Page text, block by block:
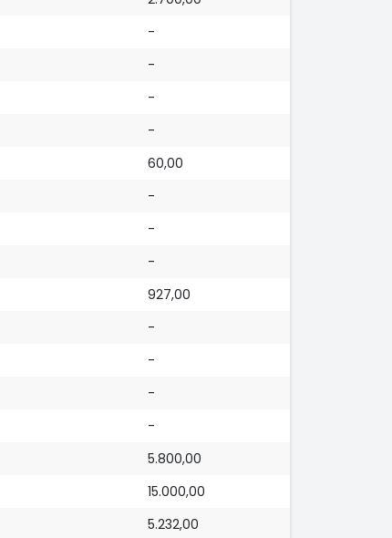
-
-
-
-
60,00
-
-
-
927,00
-
-
-
-
5.800,00
15.000,00
5.232,00